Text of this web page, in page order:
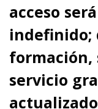
acceso
indefinido;
formación,
servicio